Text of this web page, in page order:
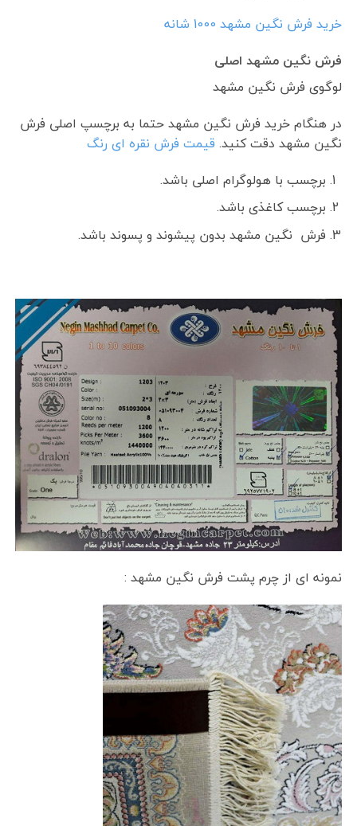
خرید فرش نگین مشهد 1000 شانه
فرش نگین مشهد اصلی
لوگوی فرش نگین مشهد
در هنگام خرید فرش نگین مشهد حتما به برچسپ اصلی فرش
نگین مشهد دقت کنید. قیمت فرش نقره ای رنگ
برچسب با هولوگرام اصلی باشد.
برچسب کاغذی باشد.
فرش نگین مشهد بدون پیشوند و پسوند باشد.
نمونه ای از چرم پشت فرش نگین مشهد :